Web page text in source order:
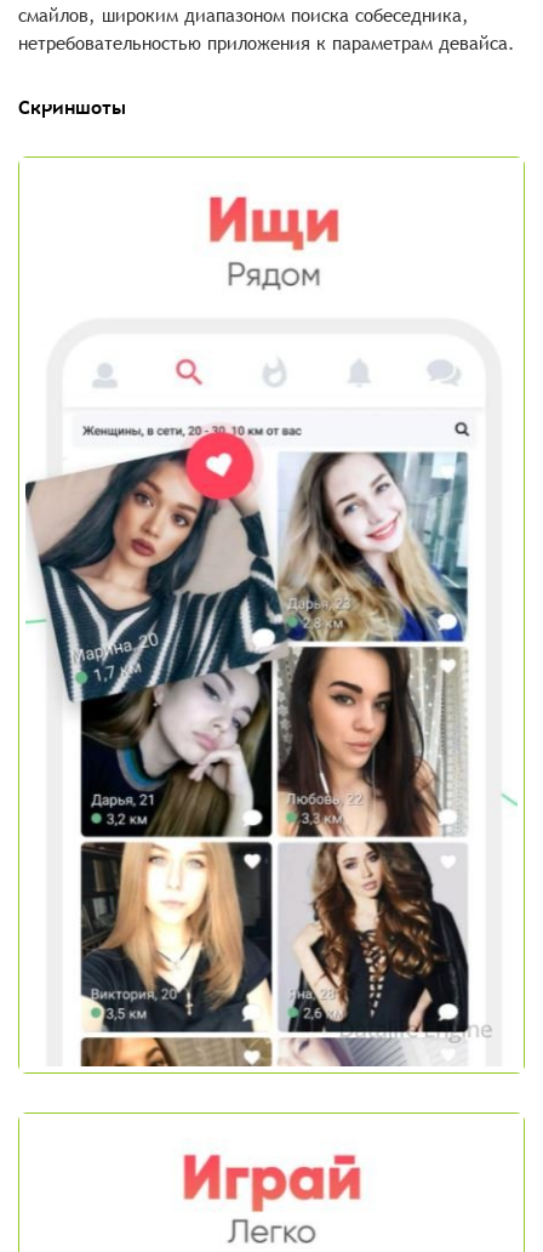
смайлов, широким диапазоном поиска собеседника,
нетребовательностью приложения к параметрам девайса.
Скриншоты